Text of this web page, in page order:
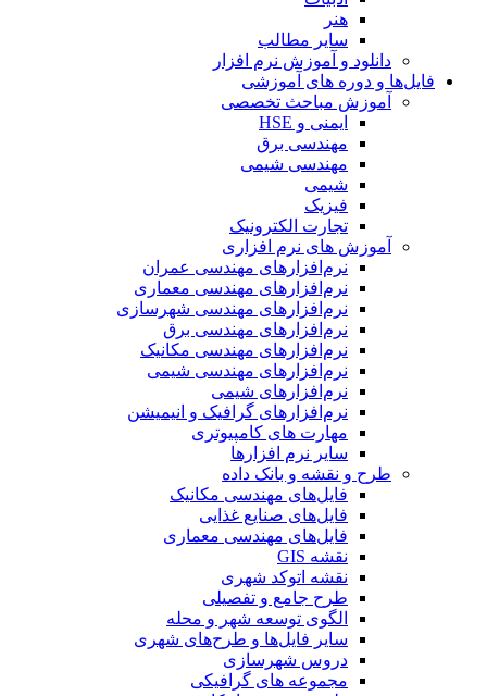
هنر
سایر مطالب
دانلود و آموزش نرم افزار
فایل‌ها و دوره های آموزشی
آموزش مباحث تخصصی
ایمنی و HSE
مهندسی برق
مهندسی شیمی
شیمی
فیزیک
تجارت الکترونیک
آموزش های نرم افزاری
نرم‌افزارهای مهندسی عمران
نرم‌افزارهای مهندسی معماری
نرم‌افزارهای مهندسی شهرسازی
نرم‌افزارهای مهندسی برق
نرم‌افزارهای مهندسی مکانیک
نرم‌افزارهای مهندسی شیمی
نرم‌افزارهای شیمی
نرم‌افزارهای گرافیک و انیمیشن
مهارت های کامپیوتری
سایر نرم افزارها
طرح و نقشه و بانک داده
فایل‌های مهندسی مکانیک
فایل‌های صنایع غذایی
فایل‌های مهندسی معماری
نقشه GIS
نقشه اتوکد شهری
طرح جامع و تفصیلی
الگوی توسعه شهر و محله
سایر فایل‌ها و طرح‌های شهری
دروس شهرسازی
مجموعه های گرافیکی